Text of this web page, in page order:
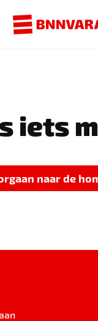
iets
naar de